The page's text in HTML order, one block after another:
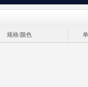
规格/颜色